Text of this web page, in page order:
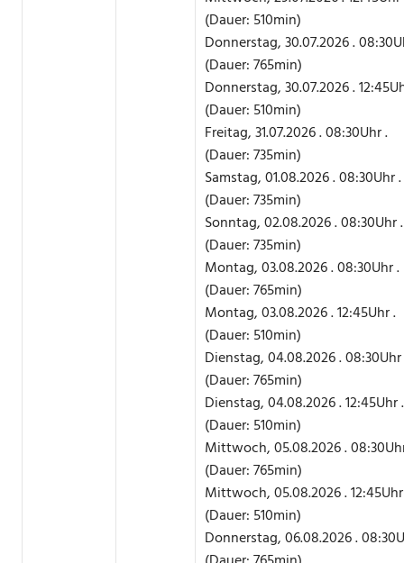
(Dauer: 510min)
Donnerstag, 30.07.2026 .
(Dauer: 765min)
Donnerstag, 30.07.2026 .
(Dauer: 510min)
Freitag, 31.07.2026 . 08:30Uhr .
(Dauer: 735min)
Samstag, 01.08.2026 . 08:30Uhr .
(Dauer: 735min)
Sonntag, 02.08.2026 . 08:30Uhr .
(Dauer: 735min)
Montag, 03.08.2026 . 08:30Uhr .
(Dauer: 765min)
Montag, 03.08.2026 . 12:45Uhr .
(Dauer: 510min)
Dienstag, 04.08.2026 . 08:30Uhr
(Dauer: 765min)
Dienstag, 04.08.2026 . 12:45Uhr .
(Dauer: 510min)
Mittwoch, 05.08.2026 .
(Dauer: 765min)
Mittwoch, 05.08.2026 .
(Dauer: 510min)
Donnerstag, 06.08.2026 .